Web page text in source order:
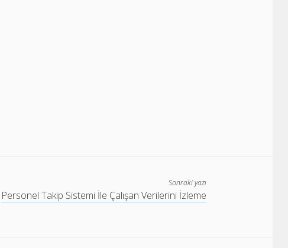
Sonraki yazı
Personel Takip Sistemi İle Çalışan Verilerini İzleme